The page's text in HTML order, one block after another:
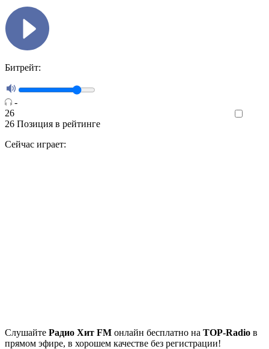
Битрейт:
-
26
26 Позиция в рейтинге
Сейчас играет:
Cлушайте Радио Хит FM онлайн бесплатно на TOP-Radio в
прямом эфире, в хорошем качестве без регистрации!